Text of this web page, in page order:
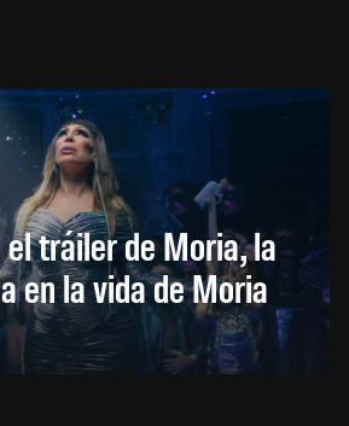
tráiler de Moria, la
en la vida de Moria